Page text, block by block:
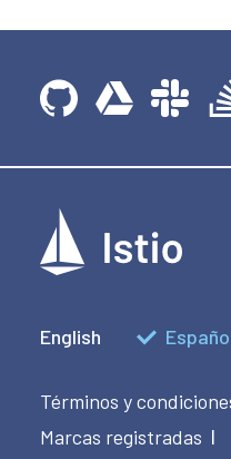
English
Términos y
Marcas registradas |